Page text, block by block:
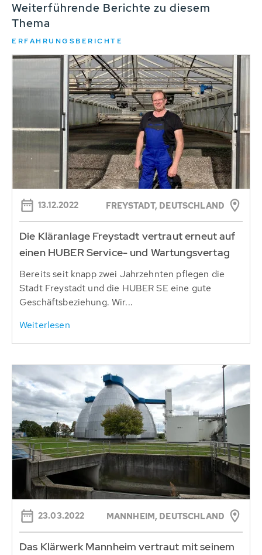
Weiterführende Berichte zu diesem
Thema
ERFAHRUNGSBERICHTE
13.12.2022 FREYSTADT, DEUTSCHLAND
Die Kläranlage Freystadt vertraut erneut auf
einen HUBER Service- und Wartungsvertag
Bereits seit knapp zwei Jahrzehnten pflegen die
Stadt Freystadt und die HUBER SE eine gute
Geschäftsbeziehung. Wir...
Weiterlesen
23.03.2022 MANNHEIM, DEUTSCHLAND
Das Klärwerk Mannheim vertraut mit seinem